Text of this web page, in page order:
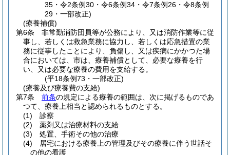
35・令2条例30・令6条例34・令7条例26・令8条例
29・一部改正)
(療養補償)
第6条
非常勤消防団員等が公務により、又は消防作業等に従
事し、若しくは救急業務に協力し、若しくは応急措置の業
務に従事したことにより、負傷し、又は疾病にかかつた場
合においては、市は、療養補償として、必要な療養を行
い、又は必要な療養の費用を支給する。
(平18条例73・一部改正)
(療養及び療養費の支給)
第7条
前条の規定による療養の範囲は、次に掲げるものであ
つて、療養上相当と認められるものとする。
(1)
診察
(2)
薬剤又は治療材料の支給
(3)
処置、手術その他の治療
(4)
居宅における療養上の管理及びその療養に伴う世話そ
の他の看護